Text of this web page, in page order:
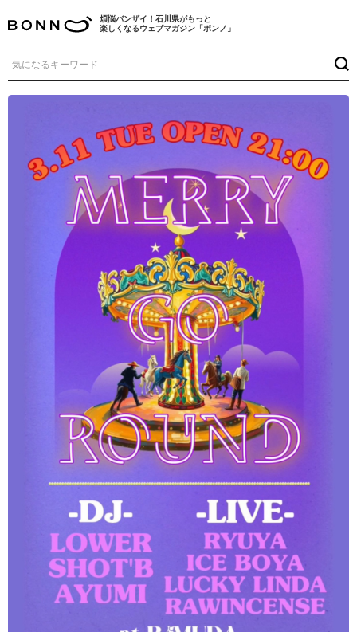
煩悩バンザイ！石川県がもっと
楽しくなるウェブマガジン「ボンノ」